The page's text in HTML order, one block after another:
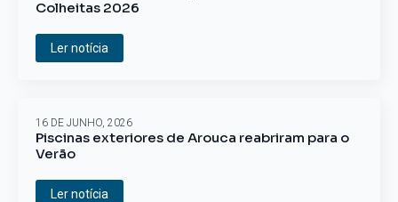
Colheitas 2026
Ler notícia
Piscinas exteriores de Arouca reabriram para o
Verão
16 DE JUNHO, 2026
Ler notícia